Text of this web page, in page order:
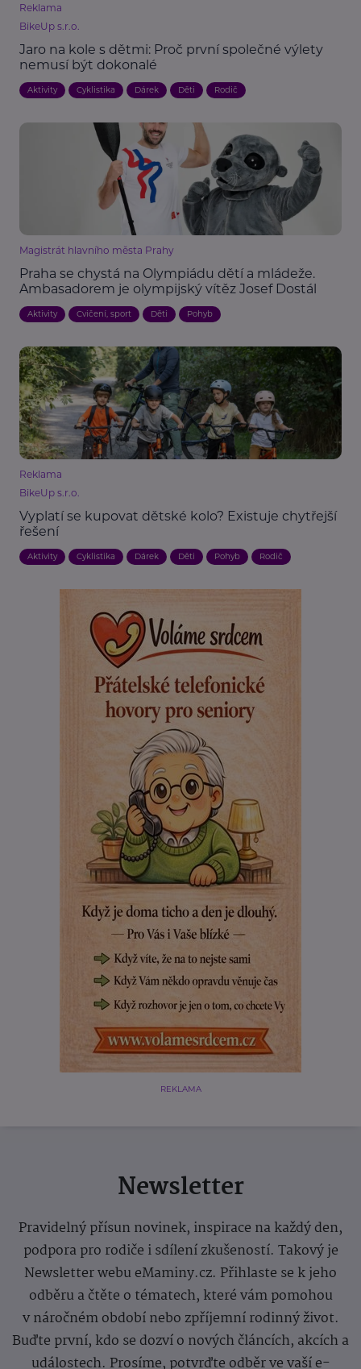
Reklama
BikeUp s.r.o.
Jaro na kole s dětmi: Proč první společné výlety
nemusí být dokonalé
Aktivity Cyklistika Dárek Děti Rodič
Magistrát hlavního města Prahy
Praha se chystá na Olympiádu dětí a mládeže.
Ambasadorem je olympijský vítěz Josef Dostál
Aktivity Cvičení, sport Děti Pohyb
Reklama
BikeUp s.r.o.
Vyplatí se kupovat dětské kolo? Existuje chytřejší
řešení
Aktivity Cyklistika Dárek Děti Pohyb Rodič
REKLAMA
Newsletter
Pravidelný přísun novinek, inspirace na každý den,
podpora pro rodiče i sdílení zkušeností. Takový je
Newsletter webu eMaminy.cz. Přihlaste se k jeho
odběru a čtěte o tématech, které vám pomohou
v náročném období nebo zpříjemní rodinný život.
Buďte první, kdo se dozví o nových článcích, akcích a
událostech. Prosíme, potvrďte odběr ve vaší e-